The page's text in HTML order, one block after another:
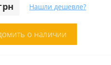
Нашли дешевле?
о наличии